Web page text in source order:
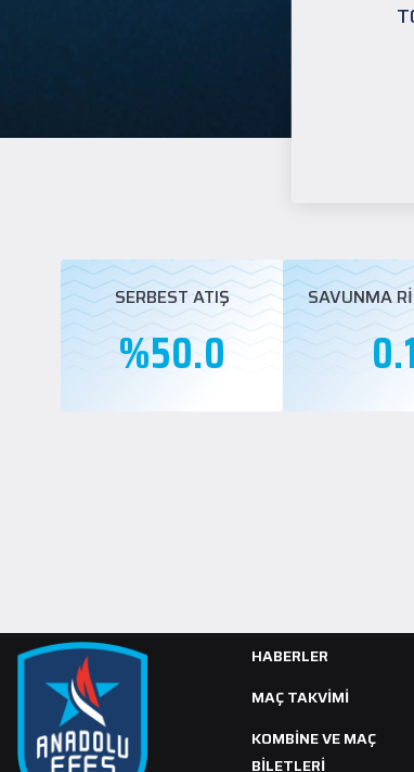
SERBEST ATIŞ
%50.0
SAVUNMA
HABERLER
MAÇ TAKVIMI
KOMBİNE VE MAÇ
BİLETLERİ